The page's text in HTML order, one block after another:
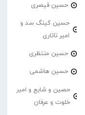
حسین قیصری
حسین کینگ سد و
امیر تاتاری
حسین منتظری
حسین هاشمی
حصین و شایع و امیر
خلوت و عرفان